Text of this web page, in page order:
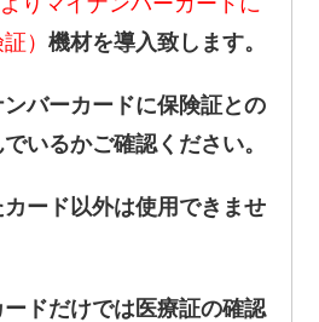
） 機材を導入致します。
バーカードに保険証との
いるかご確認ください。
ード以外は使用できませ
ドだけでは医療証の確認